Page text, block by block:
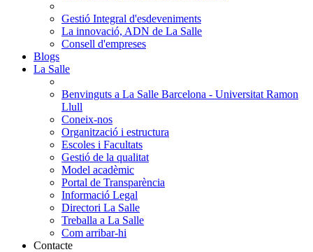
Gestió Integral d'esdeveniments
La innovació, ADN de La Salle
Consell d'empreses
Blogs
La Salle
Benvinguts a La Salle Barcelona - Universitat Ramon
Llull
Coneix-nos
Organització i estructura
Escoles i Facultats
Gestió de la qualitat
Model acadèmic
Portal de Transparència
Informació Legal
Directori La Salle
Treballa a La Salle
Com arribar-hi
Contacte